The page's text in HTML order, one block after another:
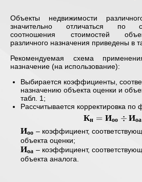
Объекты недвижимости
значительно отличаться по
соотношения стоимостей
различного назначения приведены в
Рекомендуемая схема
назначение (на использование):
Выбирается коэффициенты,
назначению объекта оценки и
табл. 1;
Рассчитывается корректировка по
\mathbf{
К_{н} =
\div
Кн = Иоо ÷ Иоа
\mathbf{
И_{оо} }
Иоо – коэффициент,
объекта оценки;
\mathbf{
И_{оа} }
Иоа – коэффициент,
объекта аналога.